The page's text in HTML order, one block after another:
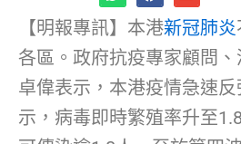
【明報專訊】本港新冠肺炎
各區。政府抗疫專家顧問
卓偉表示，本港疫情急速
示，病毒即時繁殖率升至